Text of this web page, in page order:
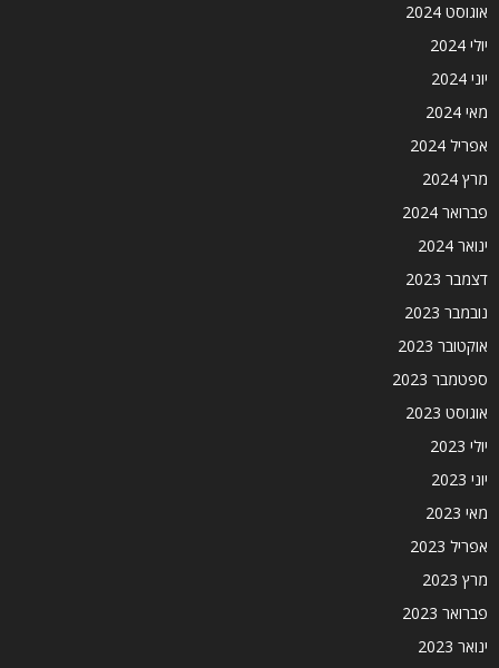
אוגוסט 2024
יולי 2024
יוני 2024
מאי 2024
אפריל 2024
מרץ 2024
פברואר 2024
ינואר 2024
דצמבר 2023
נובמבר 2023
אוקטובר 2023
ספטמבר 2023
אוגוסט 2023
יולי 2023
יוני 2023
מאי 2023
אפריל 2023
מרץ 2023
פברואר 2023
ינואר 2023